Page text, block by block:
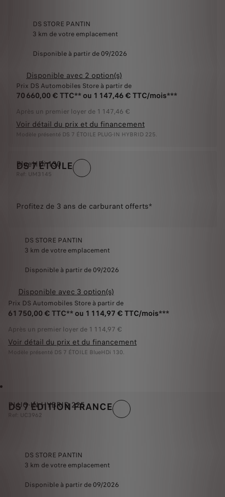
DS STORE PANTIN
3 km de votre emplacement
Disponible à partir de 09/2026
Disponible avec 2 option(s)
Prix DS Automobiles Store à partir de
70 660,00 € TTC** ou 1 147,46 € TTC/mois***
Après un premier loyer de 1 147,46 €
Voir détail du prix et du financement
Modèle présenté DS 7 ÉTOILE PLUG-IN HYBRID 225.
DS 7 ÉTOILE
BlueHDi 130
Ref: UM3145
Profitez de 3 ans de carburant offerts*
DS STORE PANTIN
3 km de votre emplacement
Disponible à partir de 09/2026
Disponible avec 3 option(s)
Prix DS Automobiles Store à partir de
61 750,00 € TTC** ou 1 114,97 € TTC/mois***
Après un premier loyer de 1 114,97 €
Voir détail du prix et du financement
Modèle présenté DS 7 ÉTOILE BlueHDi 130.
DS 7 ÉDITION FRANCE
PLUG-IN HYBRID 225
Ref: UC3962
DS STORE PANTIN
3 km de votre emplacement
Disponible à partir de 09/2026